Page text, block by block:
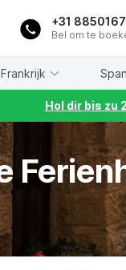
+31
Bel om te
Frankrijk
Hol dir bis zu